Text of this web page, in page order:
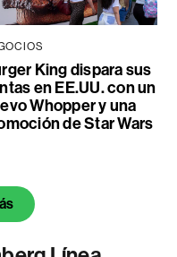
King dispara sus
en EE.UU. con un
Whopper y una
de Star Wars